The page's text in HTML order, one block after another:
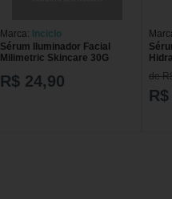
Marca: Inciclo
Sérum Iluminador Facial
Milimetric Skincare 30G
R$ 24,90 de